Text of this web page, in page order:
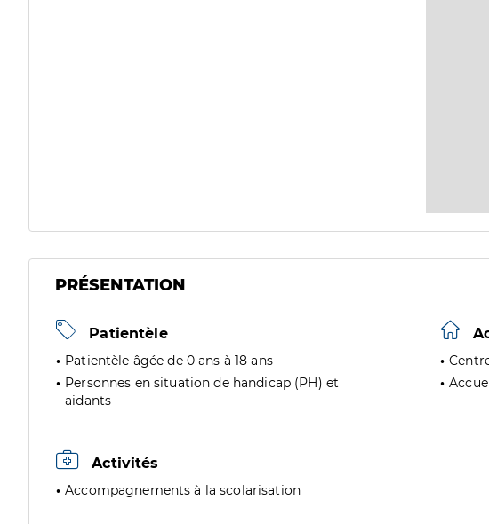
PRÉSENTATION
Patientèle
Patientèle âgée de 0 ans à 18 ans
Personnes en situation de handicap (PH) et
aidants
Activités
Accompagnements à la scolarisation